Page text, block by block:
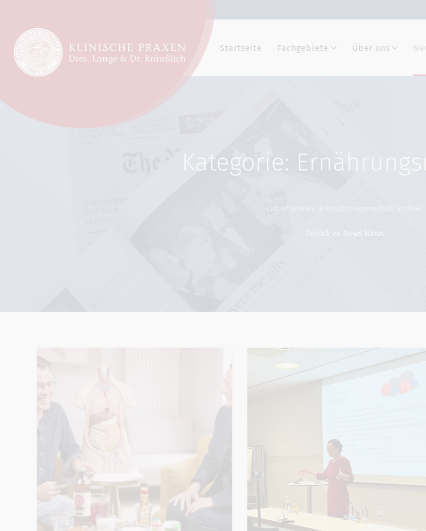
Startseite Fachgebiete Über uns
Kategorie:
List of articles in Ernährungsmedizin archive.
Zurück zu News News